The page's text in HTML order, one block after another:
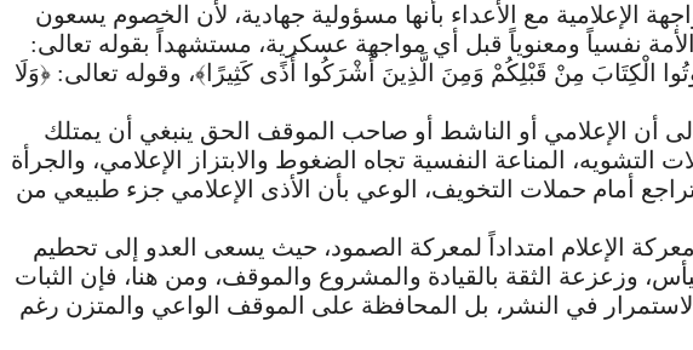
الإعلامية مع الأعداء بأنها مسؤولية جهادية، لأن الخصوم يسعون
نفسياً ومعنوياً قبل أي مواجهة عسكرية، مستشهداً بقوله تعالى:
الْكِتَابَ مِنْ قَبْلِكُمْ وَمِنَ الَّذِينَ أَشْرَكُوا أَذًى كَثِيرًا﴾، وقوله تعالى: ﴿وَلَا
أن الإعلامي أو الناشط أو صاحب الموقف الحق ينبغي أن يمتلك
التشويه، المناعة النفسية تجاه الضغوط والابتزاز الإعلامي، والجرأة
أمام حملات التخويف، الوعي بأن الأذى الإعلامي جزء طبيعي من
الإعلام امتداداً لمعركة الصمود، حيث يسعى العدو إلى تحطيم
وزعزعة الثقة بالقيادة والمشروع والموقف، ومن هنا، فإن الثبات
في النشر، بل المحافظة على الموقف الواعي والمتزن رغم